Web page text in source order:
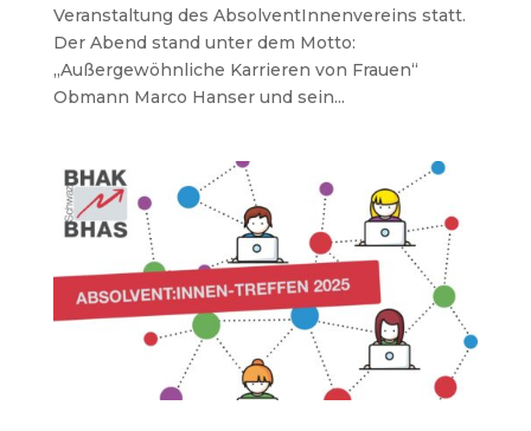
Veranstaltung des AbsolventInnenvereins statt.
Der Abend stand unter dem Motto:
„Außergewöhnliche Karrieren von Frauen“
Obmann Marco Hanser und sein...